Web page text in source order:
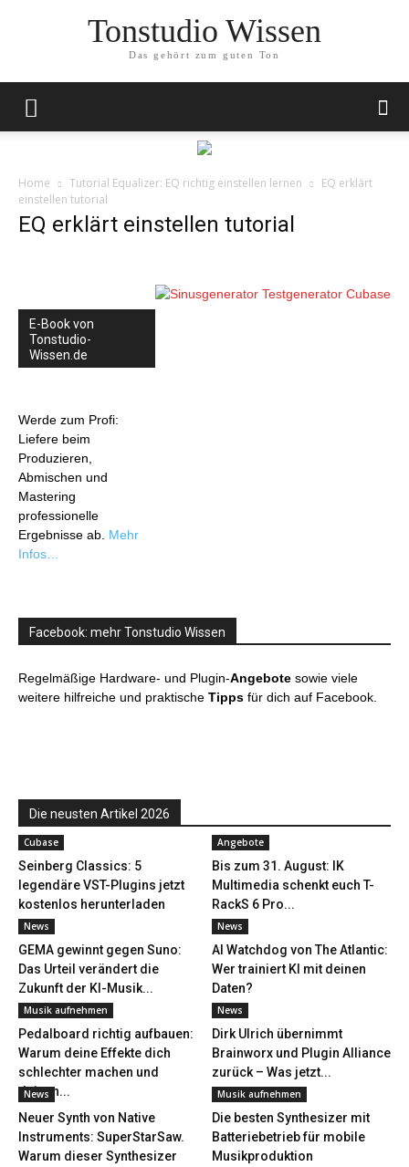
Tonstudio Wissen
Das gehört zum guten Ton
Home Tutorial Equalizer: EQ richtig einstellen lernen
EQ erklärt
einstellen tutorial
EQ erklärt einstellen tutorial
E-Book von
Tonstudio-
Wissen.de
Werde zum Profi:
Liefere beim
Produzieren,
Abmischen und
Mastering
professionelle
Ergebnisse ab. Mehr
Infos…
Facebook: mehr Tonstudio Wissen
Regelmäßige Hardware- und Plugin-Angebote sowie viele
weitere hilfreiche und praktische Tipps für dich auf Facebook.
Die neusten Artikel 2026
Cubase
Seinberg Classics: 5
legendäre VST-Plugins jetzt
kostenlos herunterladen
Angebote
Bis zum 31. August: IK
Multimedia schenkt euch T-
RackS 6 Pro...
News
GEMA gewinnt gegen Suno:
Das Urteil verändert die
Zukunft der KI-Musik...
News
AI Watchdog von The Atlantic:
Wer trainiert KI mit deinen
Daten?
Musik aufnehmen
Pedalboard richtig aufbauen:
Warum deine Effekte dich
schlechter machen und
deinen...
News
Dirk Ulrich übernimmt
Brainworx und Plugin Alliance
zurück – Was jetzt...
News
Neuer Synth von Native
Instruments: SuperStarSaw.
Warum dieser Synthesizer
Musik aufnehmen
Die besten Synthesizer mit
Batteriebetrieb für mobile
Musikproduktion